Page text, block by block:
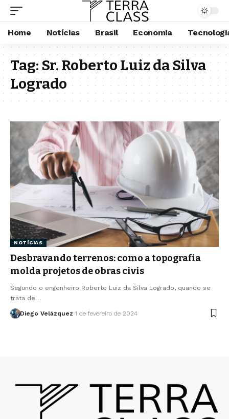
Home Notícias Brasil Economia
Tag:Sr. Roberto Luiz da Silva
Logrado
NOTÍCIAS
Desbravando terrenos: como a topografia
molda projetos de obras civis
Segundo o engenheiro Roberto Luiz da Silva Logrado, quando se
trata de…
Diego Velázquez 1 de fevereiro de 2024